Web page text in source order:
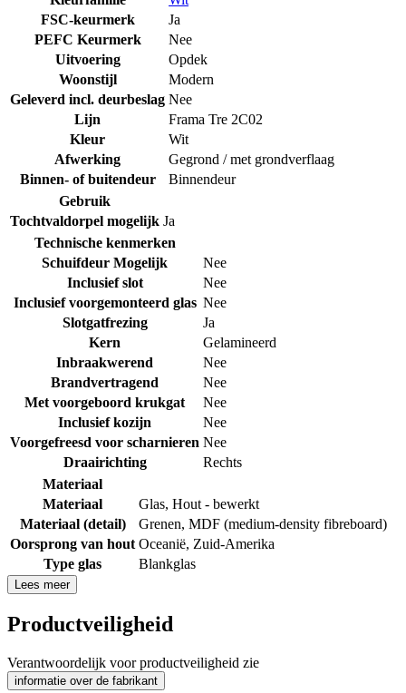
FSC-keurmerk
Ja
PEFC Keurmerk
Nee
Uitvoering
Opdek
Woonstijl
Modern
Geleverd incl. deurbeslag Nee
Lijn
Frama Tre 2C02
Kleur
Wit
Afwerking
Gegrond / met grondverflaag
Binnen- of buitendeur
Binnendeur
Gebruik
Tochtvaldorpel mogelijk Ja
Technische kenmerken
Schuifdeur Mogelijk
Nee
Inclusief slot
Nee
Inclusief voorgemonteerd glas Nee
Slotgatfrezing
Ja
Kern
Gelamineerd
Inbraakwerend
Nee
Brandvertragend
Nee
Met voorgeboord krukgat
Nee
Inclusief kozijn
Nee
Voorgefreesd voor scharnieren Nee
Draairichting
Rechts
Materiaal
Materiaal
Glas, Hout - bewerkt
Materiaal (detail)
Grenen, MDF (medium-density fibreboard)
Oorsprong van hout Oceanië, Zuid-Amerika
Type glas
Blankglas
Lees meer
Productveiligheid
Verantwoordelijk voor productveiligheid zie
informatie over de fabrikant